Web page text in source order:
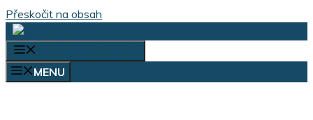
Přeskočit na obsah
MENU